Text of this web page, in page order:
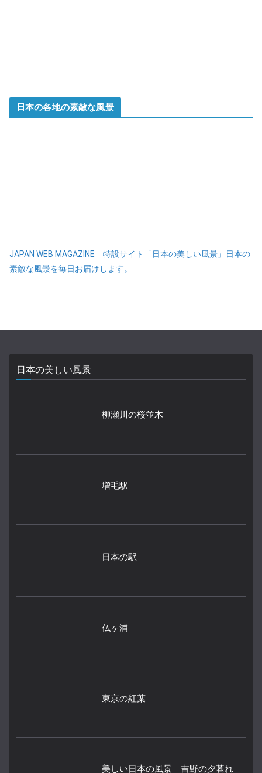
日本の各地の素敵な風景
JAPAN WEB MAGAZINE 特設サイト「日本の美しい風景」日本の
素敵な風景を毎日お届けします。
日本の美しい風景
柳瀬川の桜並木
増毛駅
日本の駅
仏ヶ浦
東京の紅葉
美しい日本の風景 吉野の夕暮れ